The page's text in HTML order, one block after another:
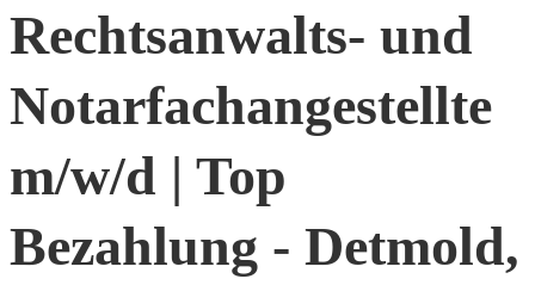
Rechtsanwalts- und
Notarfachangestellte
m/w/d | Top
Bezahlung - Detmold,